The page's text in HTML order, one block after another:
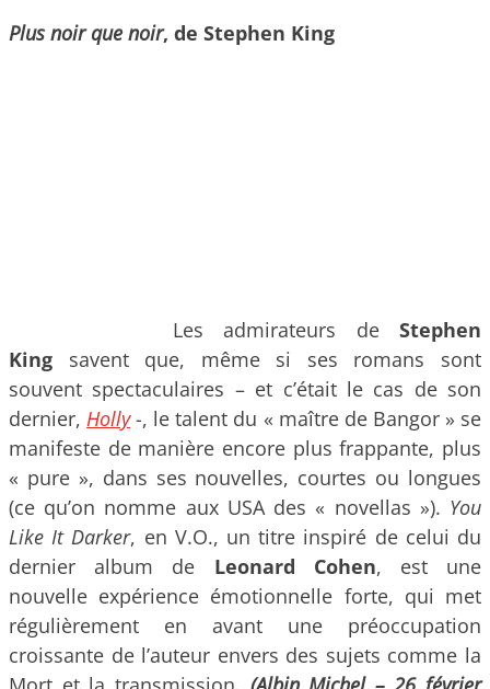
Plus noir que noir, de Stephen King
Les admirateurs de Stephen
King savent que, même si ses romans sont
souvent spectaculaires – et c’était le cas de son
dernier,Holly-, le talent du « maître de Bangor » se
manifeste de manière encore plus frappante, plus
« pure », dans ses nouvelles, courtes ou longues
(ce qu’on nomme aux USA des « novellas »). You
Like It Darker, en V.O., un titre inspiré de celui du
dernier album de Leonard Cohen, est une
nouvelle expérience émotionnelle forte, qui met
régulièrement en avant une préoccupation
croissante de l’auteur envers des sujets comme la